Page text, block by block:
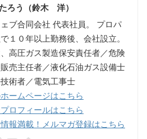
ろう（鈴木 洋）
ブ合同会社 代表社員。 プロパ
１０年以上勤務後、会社設立。
高圧ガス製造保安責任者／危険
売主任者／液化石油ガス設備士
術者／電気工事士
ームページはこちら
ロフィールはこちら
報満載！メルマガ登録はこちら